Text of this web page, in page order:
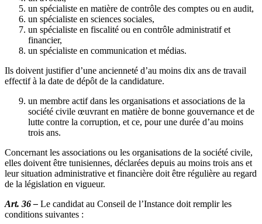
un spécialiste en matière de contrôle des comptes ou en audit,
un spécialiste en sciences sociales,
un spécialiste en fiscalité ou en contrôle administratif et
financier,
un spécialiste en communication et médias.
Ils doivent justifier d’une ancienneté d’au moins dix ans de travail
effectif à la date de dépôt de la candidature.
un membre actif dans les organisations et associations de la
société civile œuvrant en matière de bonne gouvernance et de
lutte contre la corruption, et ce, pour une durée d’au moins
trois ans.
Concernant les associations ou les organisations de la société civile,
elles doivent être tunisiennes, déclarées depuis au moins trois ans et
leur situation administrative et financière doit être régulière au regard
de la législation en vigueur.
Art. 36 – Le candidat au Conseil de l’Instance doit remplir les
conditions suivantes :